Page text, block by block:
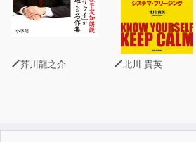
「単語の意味や文法を気にしないで
してほしい」と伝えました。今まで
て、音から入っていただきたい。実
犯してきたのです。英語の本を全部
芥川龍之介 北川 貴英